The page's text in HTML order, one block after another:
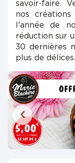
savoir-faire.
nos
l'année de
réduction sur
30 dernières
plus de délices.